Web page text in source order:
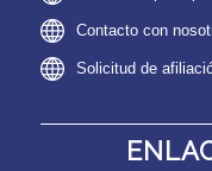
Contacto con
Solicitud de